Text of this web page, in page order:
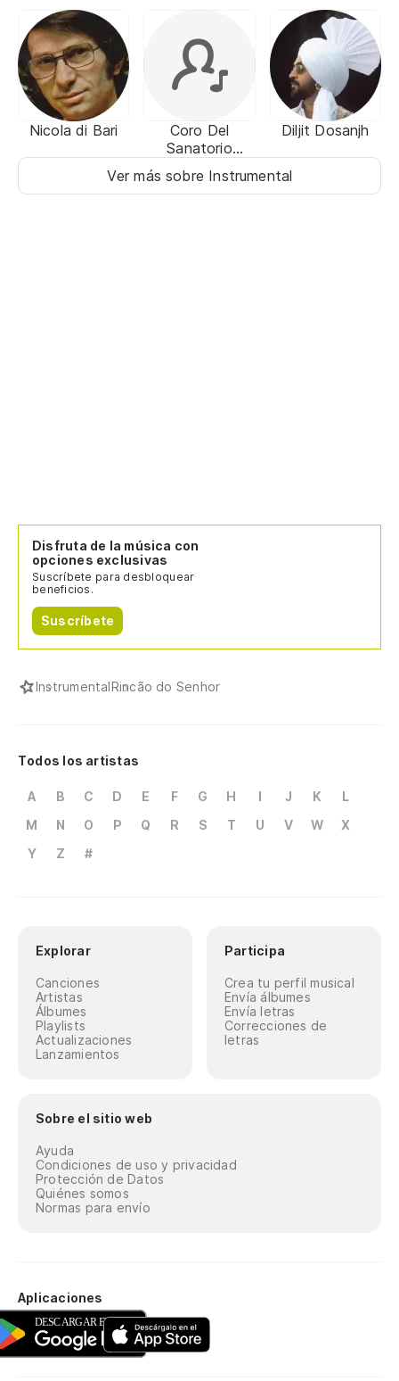
Nicola di Bari
Coro Del
Sanatorio
Internacional de
La Ciudad de
Diljit Dosanjh
Ver más sobre Instrumental
Disfruta de la música con
opciones exclusivas
Suscríbete para desbloquear
beneficios.
Suscríbete
InstrumentalRincão do Senhor
Todos los artistas
A B C D E F G H I J K
L
M
N O P Q R S T U V W
X
Y
Z #
Explorar
Canciones
Artistas
Álbumes
Playlists
Actualizaciones
Lanzamientos
Participa
Crea tu perfil musical
Envía álbumes
Envía letras
Correcciones de
letras
Sobre el sitio web
Ayuda
Condiciones de uso y privacidad
Protección de Datos
Quiénes somos
Normas para envío
Aplicaciones